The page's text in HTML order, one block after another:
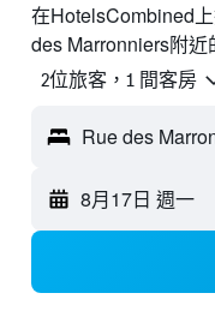
在HotelsCombined
des Marronniers附近
2位旅客，1 間客房
8月17日 週一